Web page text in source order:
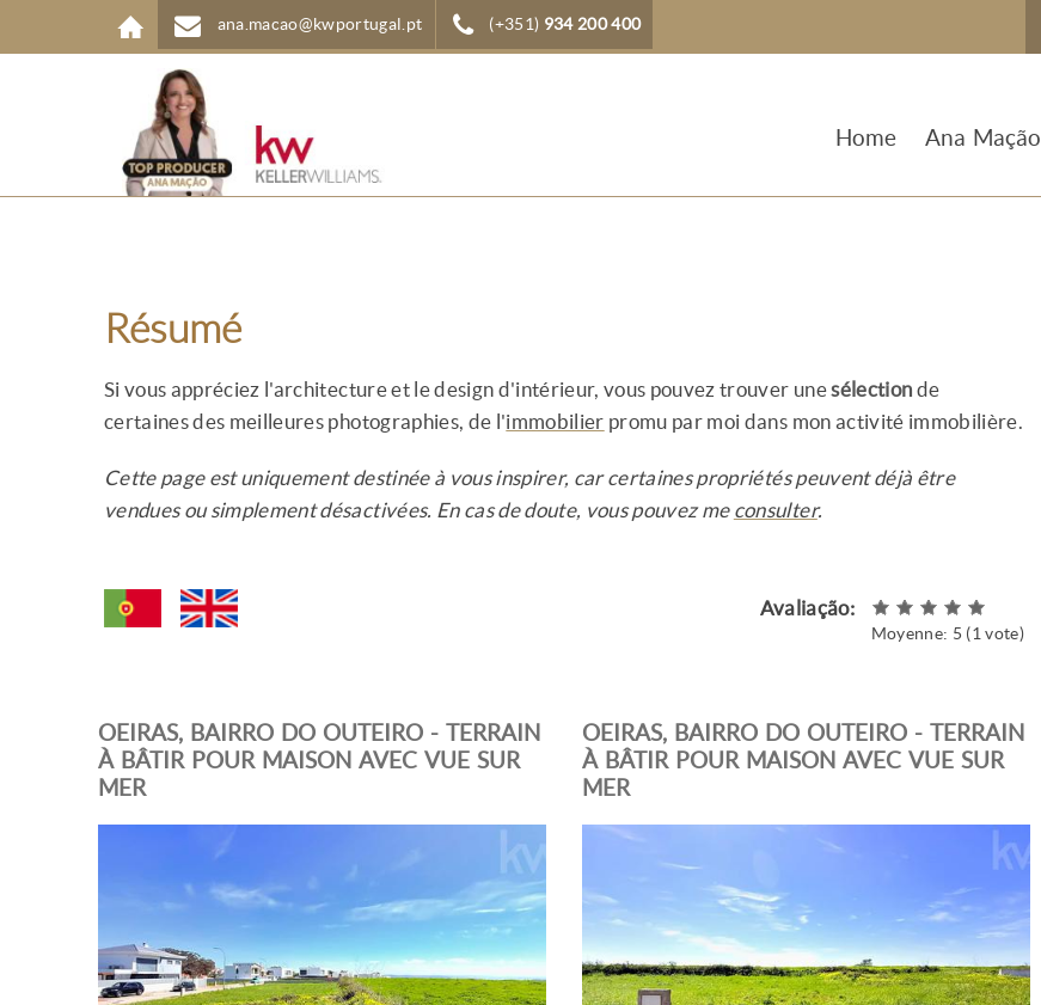
Aller au contenu principalana.macao@kwportugal.pt (+351) 934 200 400
Home Ana Mação
Résumé
Si vous appréciez l'architecture et le design d'intérieur, vous pouvez trouver unesélection de
certaines des meilleures photographies, de l'immobilier promu par moi dans mon activité immobilière.
Cette page est uniquement destinée à vous inspirer, car certaines propriétés peuvent déjà être
vendues ou simplement désactivées. En cas de doute, vous pouvez me consulter.
Avaliação:
Moyenne: 5 (1 vote)
OEIRAS, BAIRRO DO OUTEIRO - TERRAIN
À BÂTIR POUR MAISON AVEC VUE SUR
MER
OEIRAS, BAIRRO DO OUTEIRO - TERRAIN
À BÂTIR POUR MAISON AVEC VUE SUR
MER